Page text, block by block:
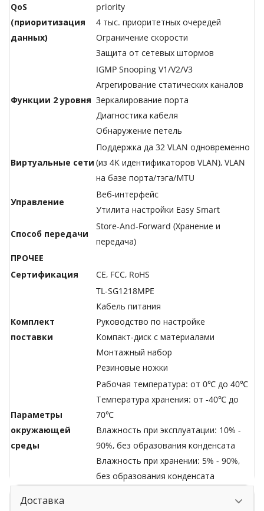
QoS
(приоритизация
данных)
priority
4 тыс. приоритетных очередей
Ограничение скорости
Защита от сетевых штормов
Функции 2 уровня
IGMP Snooping V1/V2/V3
Агрегирование статических каналов
Зеркалирование порта
Диагностика кабеля
Обнаружение петель
Виртуальные сети
Поддержка да 32 VLAN одновременно
(из 4K идентификаторов VLAN), VLAN
на базе порта/тэга/МTU
Управление
Веб-интерфейс
Утилита настройки Easy Smart
Способ передачи
Store-And-Forward (Хранение и
передача)
ПРОЧЕЕ
Сертификация
CE, FCC, RoHS
Комплект
поставки
TL-SG1218MPE
Кабель питания
Руководство по настройке
Компакт-диск с материалами
Монтажный набор
Резиновые ножки
Параметры
окружающей
среды
Рабочая температура: от 0℃ до 40℃
Температура хранения: от -40℃ до
70℃
Влажность при эксплуатации: 10% -
90%, без образования конденсата
Влажность при хранении: 5% - 90%,
без образования конденсата
Доставка